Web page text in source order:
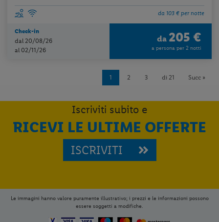
da 103 € per notte
Check-in
dal 20/08/26
al 02/11/26
da 205 €
a persona per 2 notti
1 2 3 di 21 Succ »
Iscriviti subito e
RICEVI LE ULTIME OFFERTE
ISCRIVITI
Le immagini hanno valore puramente illustrativo; i prezzi e le informazioni possono
essere soggetti a modifiche.